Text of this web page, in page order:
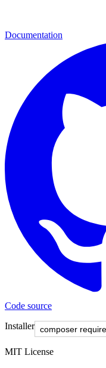
Documentation
Code source
Installer
MIT License